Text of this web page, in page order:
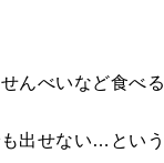
んべいなど食べ
出せない…とい